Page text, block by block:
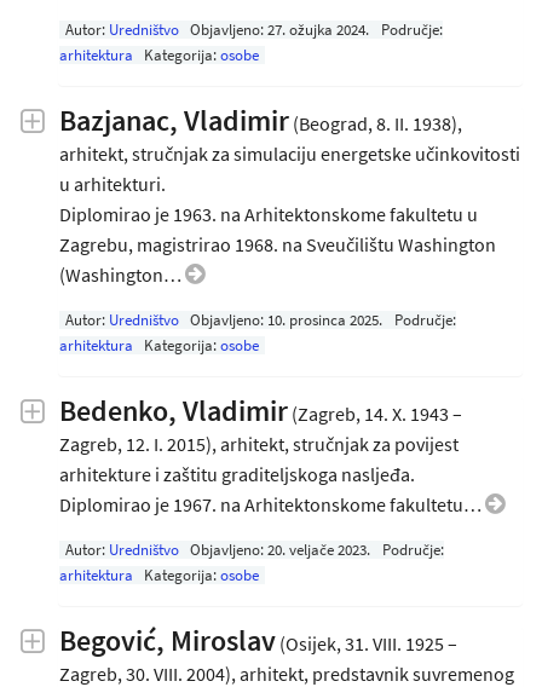
Autor: Uredništvo Objavljeno:27. ožujka 2024.
Područje:
arhitektura
Kategorija:osobe
Bazjanac, Vladimir (Beograd, 8. II. 1938),
arhitekt, stručnjak za simulaciju energetske učinkovitosti
u arhitekturi.
Diplomirao je 1963. na Arhitektonskome fakultetu u
Zagrebu, magistrirao 1968. na Sveučilištu Washington
(Washington…
Autor: Uredništvo Objavljeno: 10. prosinca 2025.
Područje:
arhitektura
Kategorija:osobe
Bedenko, Vladimir (Zagreb, 14. X. 1943 –
Zagreb, 12. I. 2015), arhitekt, stručnjak za povijest
arhitekture i zaštitu graditeljskoga nasljeđa.
Diplomirao je 1967. na Arhitektonskome fakultetu…
Autor: Uredništvo Objavljeno:20. veljače 2023.
Područje:
arhitektura
Kategorija:osobe
Begović, Miroslav (Osijek, 31. VIII. 1925 –
Zagreb, 30. VIII. 2004), arhitekt, predstavnik suvremenog